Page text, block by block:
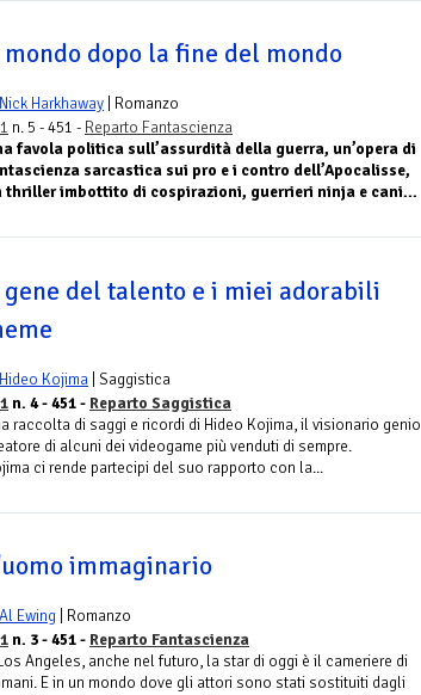
dopo la fine del mondo
Nick Harkhaway | Romanzo
n. 5 - 451 - Reparto Fantascienza
favola politica sull’assurdità della guerra, un’opera di
sarcastica sui pro e i contro dell’Apocalisse,
thriller imbottito di cospirazioni, guerrieri ninja e cani...
gene del talento e i miei adorabili
Hideo Kojima | Saggistica
n. 4 - 451 - Reparto Saggistica
raccolta di saggi e ricordi di Hideo Kojima, il visionario genio
di alcuni dei videogame più venduti di sempre.
ci rende partecipi del suo rapporto con la...
immaginario
Al Ewing | Romanzo
n. 3 - 451 - Reparto Fantascienza
Angeles, anche nel futuro, la star di oggi è il cameriere di
E in un mondo dove gli attori sono stati sostituiti dagli